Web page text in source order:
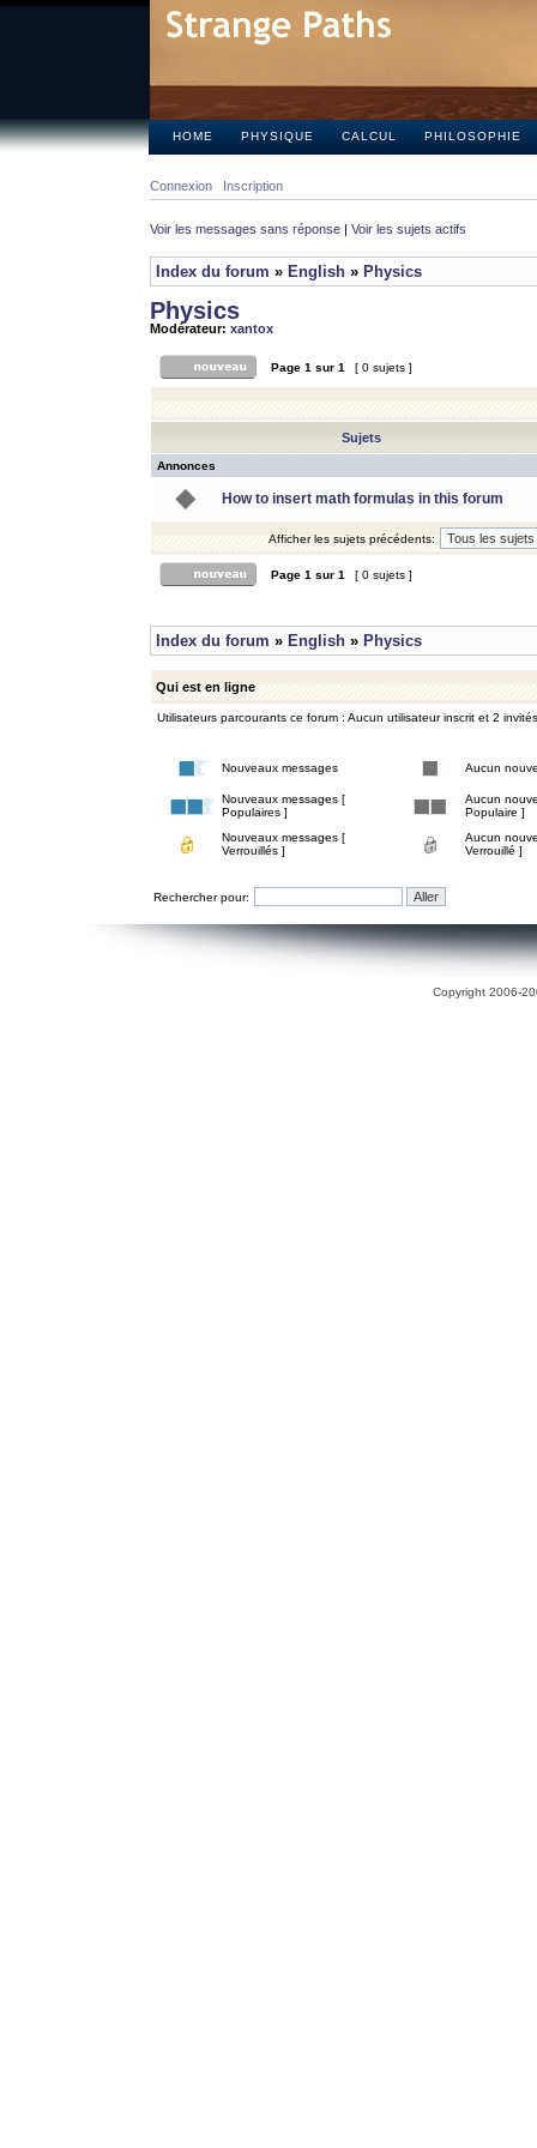
HOME PHYSIQUE CALCUL PHILOSOPHIE
Connexion Inscription
Voir les messages sans réponse | Voir les sujets actifs
Index du forum » English » Physics
Physics
Modérateur: xantox
Page 1 sur 1 [ 0 sujets ]
Sujets
Annonces
How to insert math formulas in this forum
Afficher les sujets précédents:
Page 1 sur 1 [ 0 sujets ]
Index du forum » English » Physics
Qui est en ligne
Utilisateurs parcourants ce forum : Aucun utilisateur inscrit et 2 invités
Nouveaux messages Aucun
Nouveaux messages [
Populaires ]
Aucun
Populaire ]
Nouveaux messages [
Verrouillés ]
Aucun
Verrouillé ]
Rechercher pour:
Copyright 2006-